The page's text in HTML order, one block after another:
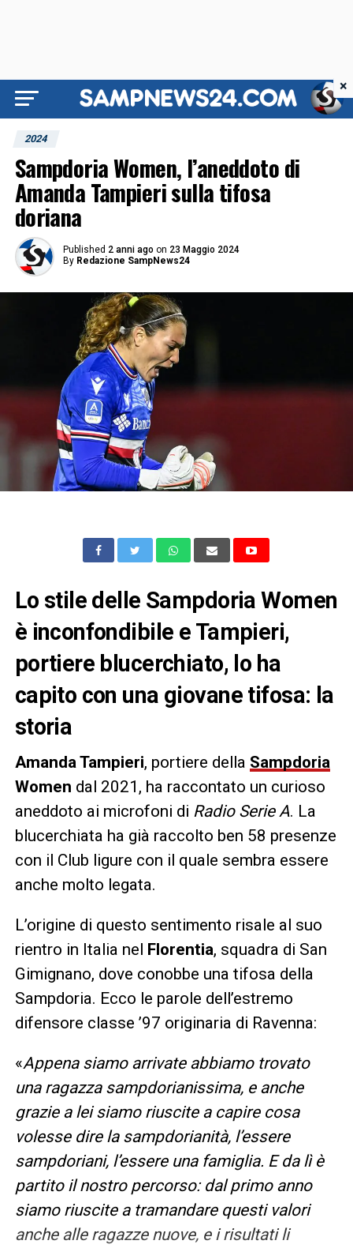
2024
Sampdoria Women, l’aneddoto di
Amanda Tampieri sulla tifosa
doriana
Published 2 anni ago on 23 Maggio 2024
By Redazione SampNews24
Lo stile delle Sampdoria Women
è inconfondibile e Tampieri,
portiere blucerchiato, lo ha
capito con una giovane tifosa: la
storia
Amanda Tampieri, portiere della Sampdoria
Women dal 2021, ha raccontato un curioso
aneddoto ai microfoni di Radio Serie A. La
blucerchiata ha già raccolto ben 58 presenze
con il Club ligure con il quale sembra essere
anche molto legata.
L’origine di questo sentimento risale al suo
rientro in Italia nel Florentia, squadra di San
Gimignano, dove conobbe una tifosa della
Sampdoria. Ecco le parole dell’estremo
difensore classe ’97 originaria di Ravenna:
«Appena siamo arrivate abbiamo trovato
una ragazza sampdorianissima, e anche
grazie a lei siamo riuscite a capire cosa
volesse dire la sampdorianità, l’essere
sampdoriani, l’essere una famiglia. E da lì è
partito il nostro percorso: dal primo anno
siamo riuscite a tramandare questi valori
anche alle ragazze nuove, e i risultati li
×